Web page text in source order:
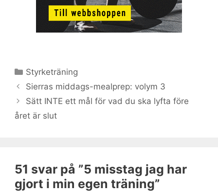
Kategorier
Styrketräning
Sierras middags-mealprep: volym 3
Sätt INTE ett mål för vad du ska lyfta före
året är slut
51 svar på ”5 misstag jag har
gjort i min egen träning”